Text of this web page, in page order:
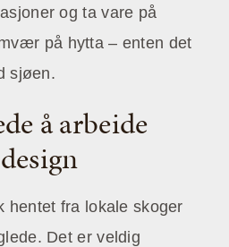
og ta vare på
på hytta – enten det
sjøen.
å arbeide
hentet fra lokale skoger
Det er veldig